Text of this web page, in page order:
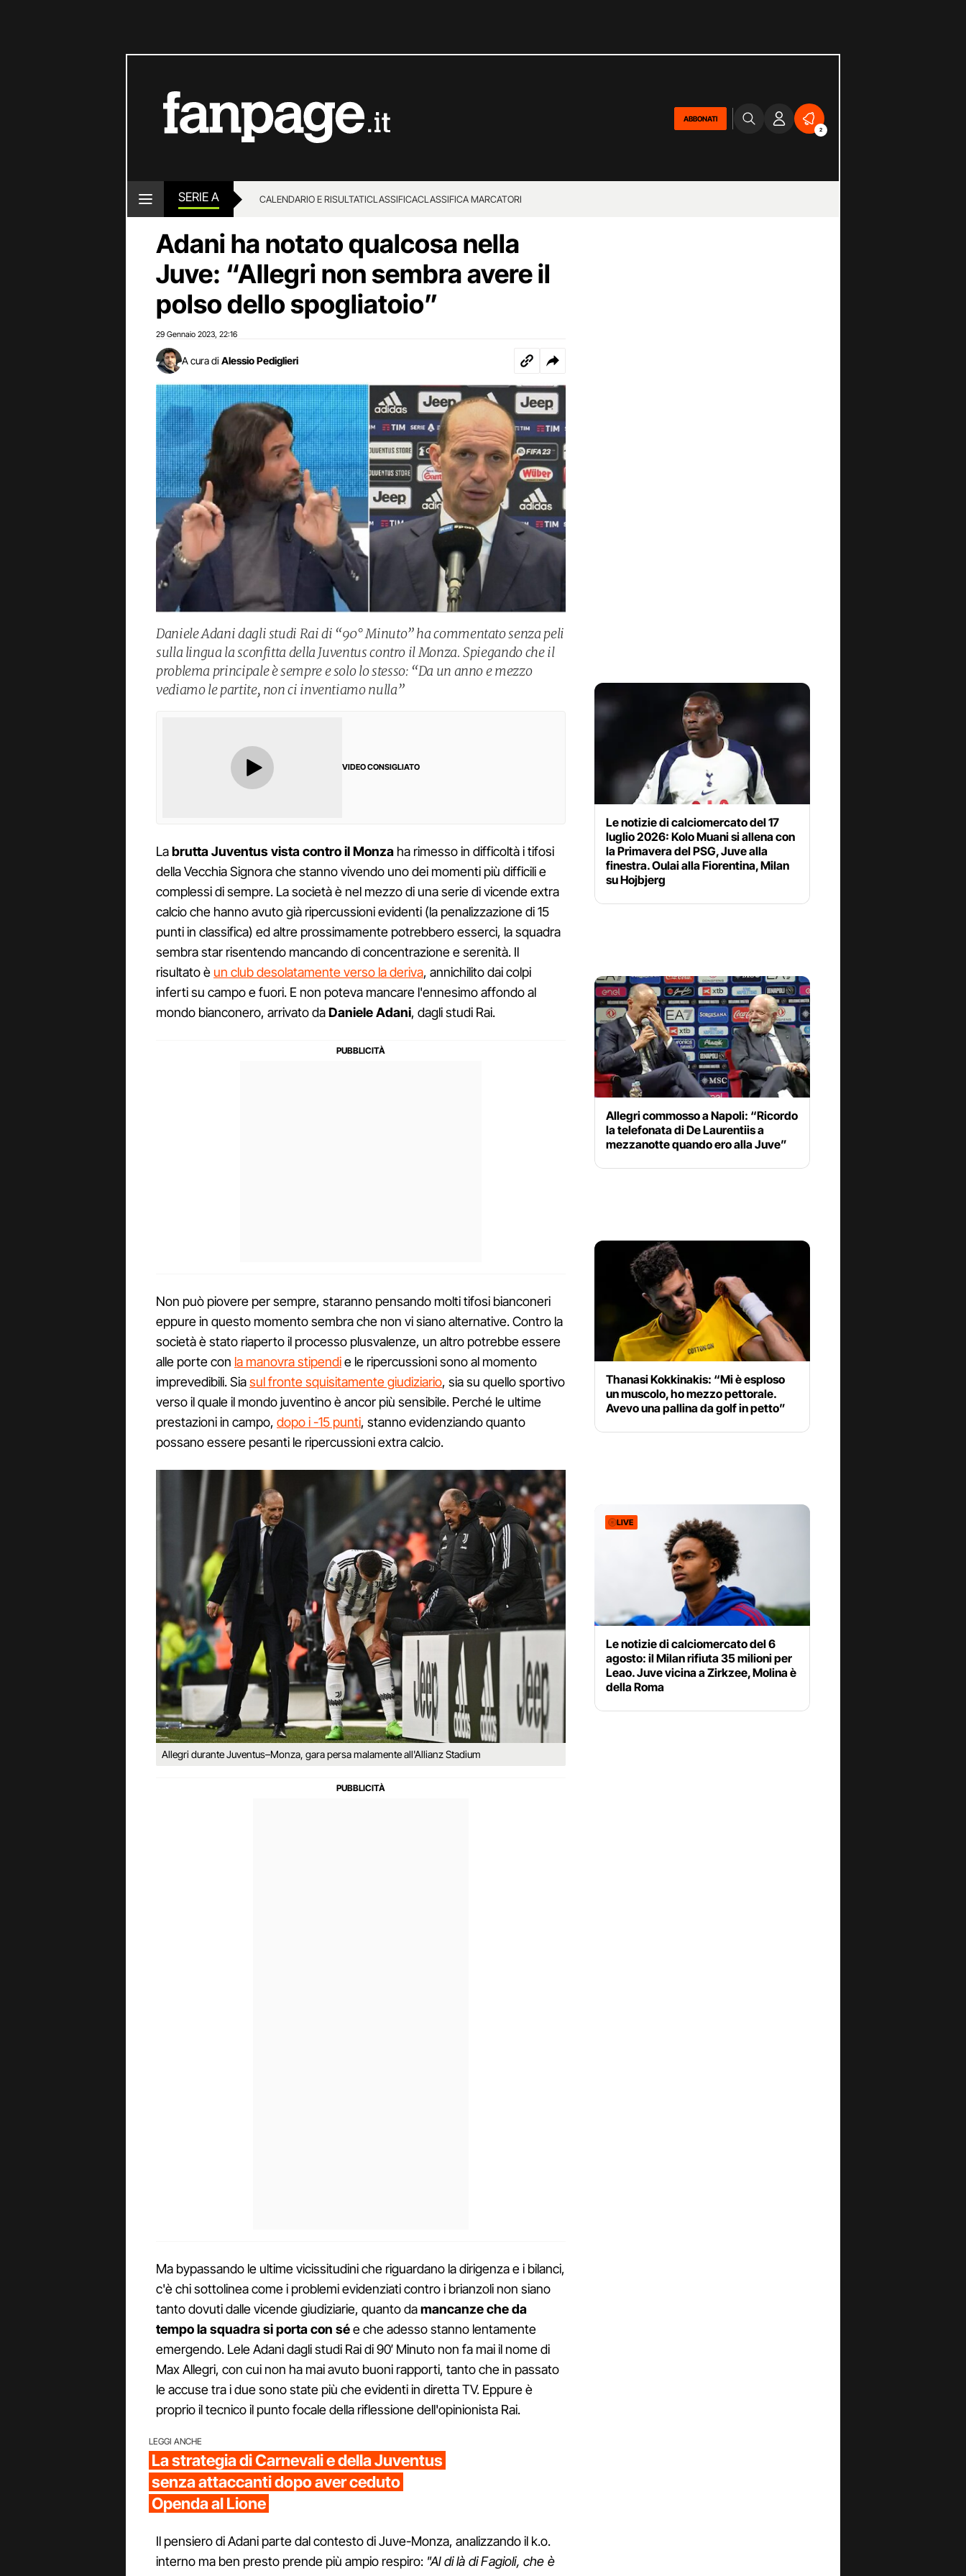
ABBONATI
2
SERIE A CALENDARIO E RISULTATICLASSIFICACLASSIFICA MARCATORI
Adani ha notato qualcosa nella
Juve: “Allegri non sembra avere il
polso dello spogliatoio”
29 Gennaio 2023 22:16
A cura di Alessio Pediglieri
Daniele Adani dagli studi Rai di “90° Minuto” ha commentato senza peli
sulla lingua la sconfitta della Juventus contro il Monza. Spiegando che il
problema principale è sempre e solo lo stesso: “Da un anno e mezzo
vediamo le partite, non ci inventiamo nulla”
VIDEO CONSIGLIATO
Labrutta Juventus vista contro il Monza ha rimesso in difficoltà i tifosi
della Vecchia Signora che stanno vivendo uno dei momenti più difficili e
complessi di sempre. La società è nel mezzo di una serie di vicende extra
calcio che hanno avuto già ripercussioni evidenti (la penalizzazione di 15
punti in classifica) ed altre prossimamente potrebbero esserci, la squadra
sembra star risentendo mancando di concentrazione e serenità. Il
risultato è un club desolatamente verso la deriva, annichilito dai colpi
inferti su campo e fuori. E non poteva mancare l'ennesimo affondo al
mondo bianconero, arrivato daDaniele Adani, dagli studi Rai.
Non può piovere per sempre, staranno pensando molti tifosi bianconeri
eppure in questo momento sembra che non vi siano alternative. Contro la
società è stato riaperto il processo plusvalenze, un altro potrebbe essere
alle porte con la manovra stipendie le ripercussioni sono al momento
imprevedibili. Siasul fronte squisitamente giudiziario, sia su quello sportivo
verso il quale il mondo juventino è ancor più sensibile. Perché le ultime
prestazioni in campo, dopo i -15 punti, stanno evidenziando quanto
possano essere pesanti le ripercussioni extra calcio.
Allegri durante Juventus–Monza, gara persa malamente all'Allianz Stadium
Ma bypassando le ultime vicissitudini che riguardano la dirigenza e i bilanci,
c'è chi sottolinea come i problemi evidenziati contro i brianzoli non siano
tanto dovuti dalle vicende giudiziarie, quanto damancanze che da
tempo la squadra si porta con sée che adesso stanno lentamente
emergendo. Lele Adani dagli studi Rai di 90′ Minuto non fa mai il nome di
Max Allegri, con cui non ha mai avuto buoni rapporti, tanto che in passato
le accuse tra i due sono state più che evidenti in diretta TV. Eppure è
proprio il tecnico il punto focale della riflessione dell'opinionista Rai.
LEGGI ANCHE
La strategia di Carnevali e della Juventus
senza attaccanti dopo aver ceduto
Openda al Lione
Il pensiero di Adani parte dal contesto di Juve-Monza, analizzando il k.o.
interno ma ben presto prende più ampio respiro: "Al di là di Fagioli, che è
Le notizie di calciomercato del 17
luglio 2026: Kolo Muani si allena con
la Primavera del PSG, Juve alla
finestra. Oulai alla Fiorentina, Milan
su Hojbjerg
Allegri commosso a Napoli: “Ricordo
la telefonata di De Laurentiis a
mezzanotte quando ero alla Juve”
Thanasi Kokkinakis: “Mi è esploso
un muscolo, ho mezzo pettorale.
Avevo una pallina da golf in petto”
LIVE
Le notizie di calciomercato del 6
agosto: il Milan rifiuta 35 milioni per
Leao. Juve vicina a Zirkzee, Molina è
della Roma